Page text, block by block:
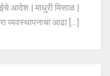
आदेश | माधुरी मिसाळ |
आढा [...]